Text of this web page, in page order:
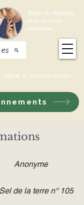
Revue de théologie
et de doctrine
catholique
lettre d'information
Anonyme
de la terre n° 105